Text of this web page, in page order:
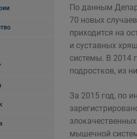
По данным
70 новых
приходится на
и суставных
системы. В 2014
подростков, из
За 2015 год, по
мышечной